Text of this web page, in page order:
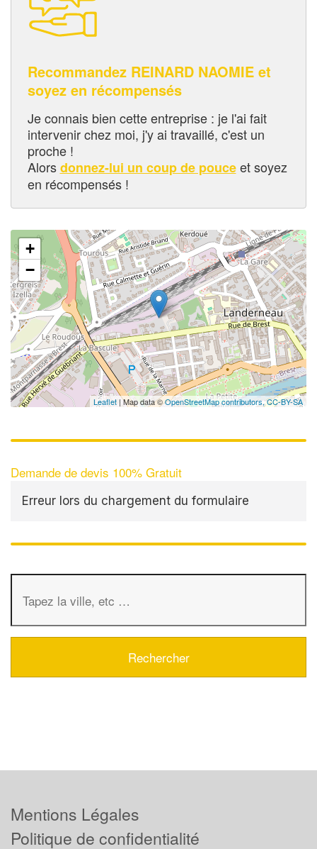
Recommandez REINARD NAOMIE et
soyez en récompensés
Je connais bien cette entreprise : je l'ai fait
intervenir chez moi, j'y ai travaillé, c'est un
proche !
Alorsdonnez-lui un coup de pouceet soyez
en récompensés !
+
−
Leaflet | Map data ©OpenStreetMap contributors,CC-BY-SA
Demande de devis 100% Gratuit
Erreur lors du chargement du formulaire
Mentions Légales
Politique de confidentialité